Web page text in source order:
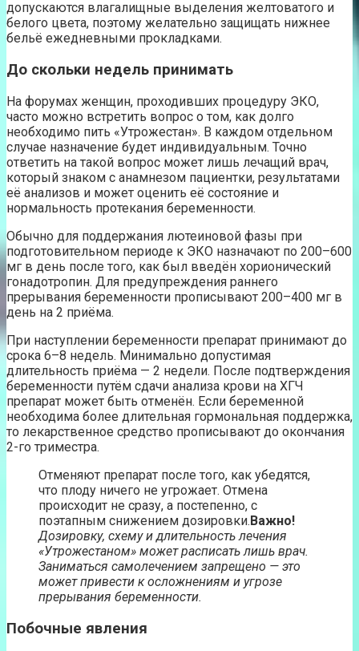
допускаются влагалищные выделения желтоватого и
белого цвета, поэтому желательно защищать нижнее
бельё ежедневными прокладками.
До скольки недель принимать
На форумах женщин, проходивших процедуру ЭКО,
часто можно встретить вопрос о том, как долго
необходимо пить «Утрожестан». В каждом отдельном
случае назначение будет индивидуальным. Точно
ответить на такой вопрос может лишь лечащий врач,
который знаком с анамнезом пациентки, результатами
её анализов и может оценить её состояние и
нормальность протекания беременности.
Обычно для поддержания лютеиновой фазы при
подготовительном периоде к ЭКО назначают по 200–600
мг в день после того, как был введён хорионический
гонадотропин. Для предупреждения раннего
прерывания беременности прописывают 200–400 мг в
день на 2 приёма.
При наступлении беременности препарат принимают до
срока 6–8 недель. Минимально допустимая
длительность приёма — 2 недели. После подтверждения
беременности путём сдачи анализа крови на ХГЧ
препарат может быть отменён. Если беременной
необходима более длительная гормональная поддержка,
то лекарственное средство прописывают до окончания
2-го триместра.
Отменяют препарат после того, как убедятся,
что плоду ничего не угрожает. Отмена
происходит не сразу, а постепенно, с
поэтапным снижением дозировки.Важно!
Дозировку, схему и длительность лечения
«Утрожестаном» может расписать лишь врач.
Заниматься самолечением запрещено — это
может привести к осложнениям и угрозе
прерывания беременности.
Побочные явления